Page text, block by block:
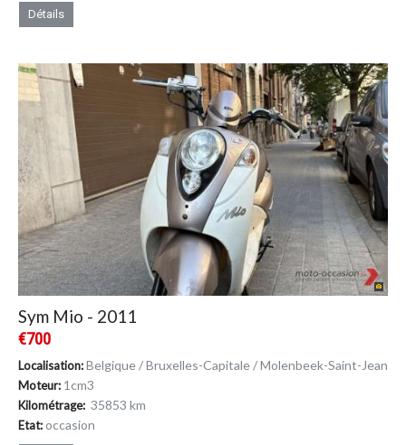
Détails
Sym Mio - 2011
€700
Localisation:Belgique / Bruxelles-Capitale / Molenbeek-Saint-Jean
Moteur: 1cm3
Kilométrage: 35853 km
Etat:occasion